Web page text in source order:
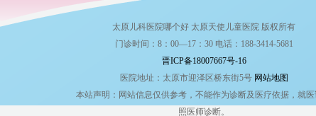
太原儿科医院哪个好 太原天使儿童医院 版权所有
门诊时间：8：00—17：30 电话：188-3414-5681
晋ICP备18007667号-16
医院地址：太原市迎泽区桥东街5号 网站地图
本站声明：网站信息仅供参考，不能作为诊断及医疗依据，就医
照医师诊断。